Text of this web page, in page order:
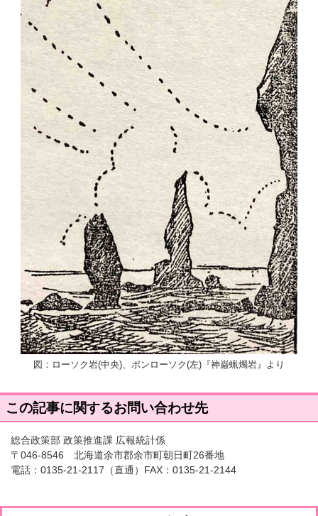
図：ローソク岩(中央)、ポンローソク(左)『神巌蝋燭岩』より
この記事に関するお問い合わせ先
総合政策部 政策推進課 広報統計係
〒046-8546 北海道余市郡余市町朝日町26番地
電話： 0135-21-2117 （直通）FAX：0135-21-2144